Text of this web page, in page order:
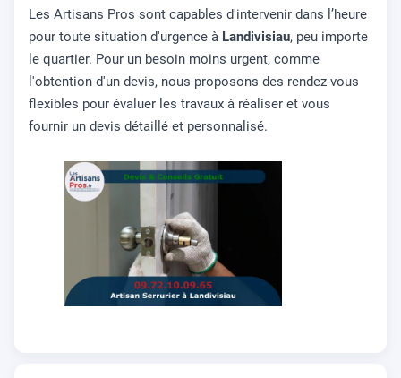
Les Artisans Pros sont capables d'intervenir dans l’heure
pour toute situation d'urgence à Landivisiau, peu importe
le quartier. Pour un besoin moins urgent, comme
l'obtention d'un devis, nous proposons des rendez-vous
flexibles pour évaluer les travaux à réaliser et vous
fournir un devis détaillé et personnalisé.